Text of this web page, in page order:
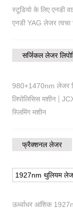
स्टूडियो के लिए एनडी
एनडी YAG लेजर त्वचा
सर्जिकल लेजर
980+1470nm लेजर
लिपोलिसिस मशीन|
स्लिमिंग मशीन
फ्रैक्शनल लेजर
1927nm थुलियम
ऊर्ध्वाधर आंशिक